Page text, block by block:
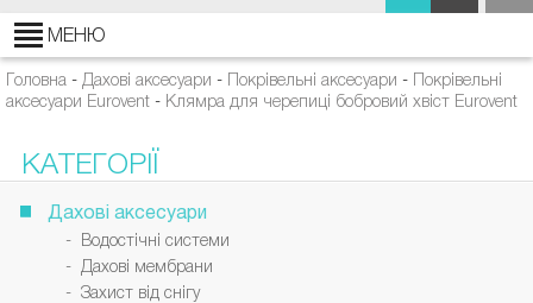
МЕНЮ
Головна - Дахові аксесуари - Покрівельні аксесуари - Покрівельні
аксесуари Eurovent - Клямра для черепиці бобровий хвіст Eurovent
КАТЕГОРІЇ
Дахові аксесуари
- Водостічні системи
- Дахові мембрани
- Захист від снігу